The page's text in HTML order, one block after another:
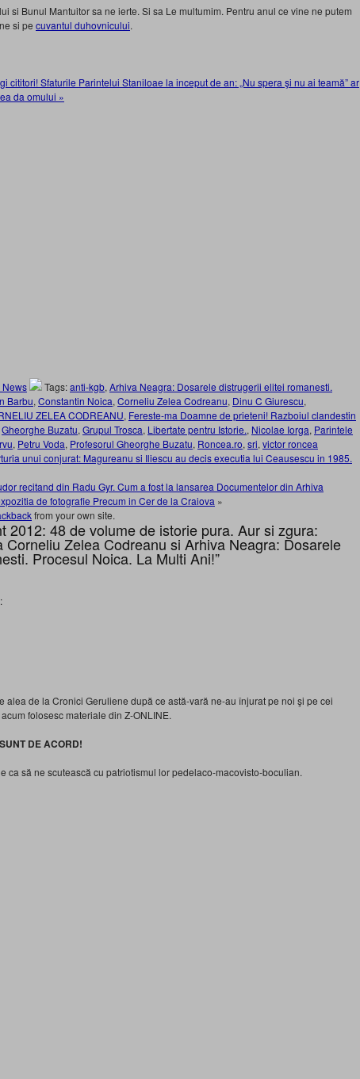
si Bunul Mantuitor sa ne ierte. Si sa Le multumim. Pentru anul ce vine ne putem
si pe cuvantul duhovnicului.
cititori! Sfaturile Parintelui Staniloae la inceput de an: „Nu spera şi nu ai teamă” ar
da omului »
News Tags:anti-kgb, Arhiva Neagra: Dosarele distrugerii elitei romanesti.
Barbu, Constantin Noica, Corneliu Zelea Codreanu, Dinu C Giurescu,
ZELEA CODREANU, Fereste-ma Doamne de prieteni! Razboiul clandestin
Gheorghe Buzatu, Grupul Trosca, Libertate pentru Istorie., Nicolae Iorga, Parintele
, Petru Voda, Profesorul Gheorghe Buzatu, Roncea.ro, sri, victor roncea
unui conjurat: Magureanu si Iliescu au decis executia lui Ceausescu in 1985.
recitand din Radu Gyr. Cum a fost la lansarea Documentelor din Arhiva
de fotografie Precum in Cer de la Craiova »
from your own site.
2012: 48 de volume de istorie pura. Aur si zgura:
Corneliu Zelea Codreanu si Arhiva Neagra: Dosarele
Procesul Noica. La Multi Ani!”
alea de la Cronici Geruliene după ce astă-vară ne-au înjurat pe noi şi pe cei
folosesc materiale din Z-ONLINE.
DE ACORD!
ca să ne scutească cu patriotismul lor pedelaco-macovisto-boculian.